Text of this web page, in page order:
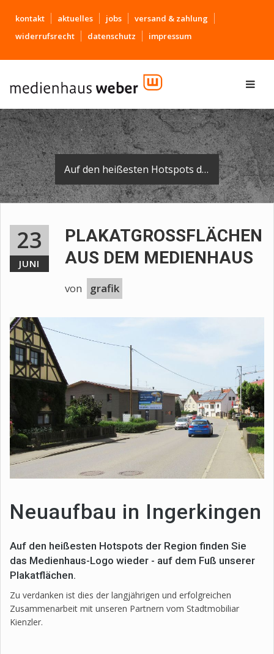
kontakt aktuelles jobs
versand & zahlung
widerrufsrecht
datenschutz impressum
Auf den heißesten Hotspots der Region finden Sie das Medienhaus-Logo wieder - auf dem Fuß unserer Plakatflächen.
23
JUNI
PLAKATGROSSFLÄCHEN A
US DEM MEDIENHAUS
von grafik
Neuaufbau in Ingerkingen
Auf den heißesten Hotspots der Region finden Sie
das Medienhaus-Logo wieder - auf dem Fuß unserer
Plakatflächen.
Zu verdanken ist dies der langjährigen und erfolgreichen
Zusammenarbeit mit unseren Partnern vom Stadtmobiliar
Kienzler.